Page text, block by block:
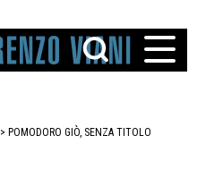
> POMODORO GIÒ, SENZA TITOLO